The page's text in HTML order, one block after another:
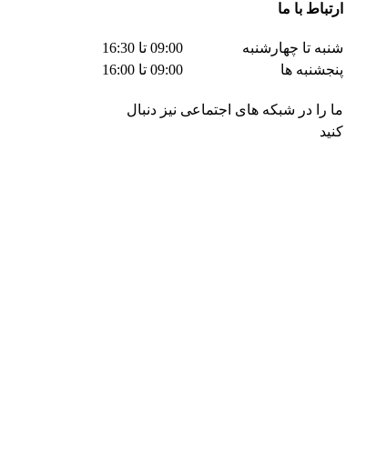
ارتباط با ما
شنبه تا چهارشنبه
09:00 تا 16:30
پنجشنبه ها
09:00 تا 16:00
ما را در شبکه های اجتماعی نیز دنبال
کنید